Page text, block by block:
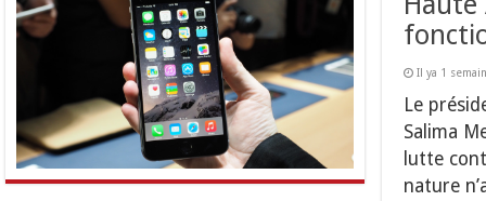
Il ya 1
Le
Salima
lutte
nature